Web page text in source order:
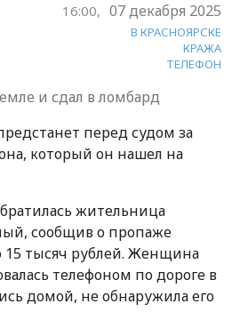
16:00, 07 декабря 2025
В КРАСНОЯРСКЕ
КРАЖА
ТЕЛЕФОН
и сдал в ломбард
перед судом за
который он нашел на
жительница
сообщив о пропаже
15 тысяч рублей. Женщина
телефоном по дороге в
домой, не обнаружила его